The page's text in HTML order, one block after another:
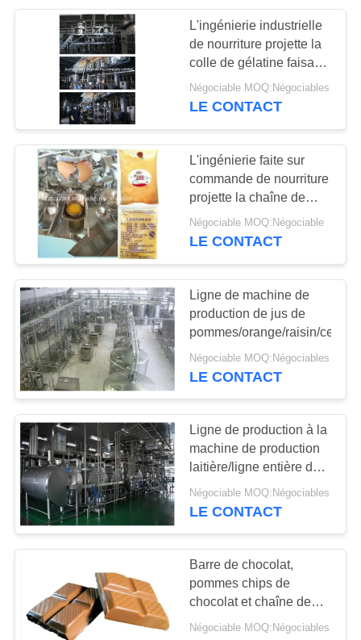
PRIVACY
POLICY
Usine de biomasse
Projets de
matériaux de
construction
7
Four et dessiccateur
industriels
Outillage industriel
de travail du bois
36
L'ingénierie industrielle
de nourriture projette la
colle de gélatine faisant
la ligne de machine
Négociable MOQ:Négociables
LE CONTACT
L'ingénierie faite sur
commande de nourriture
projette la chaîne de
production liquide
d'oeufs/chaîne de
Négociable MOQ:Négociable
LE CONTACT
Ligne de machine de
production de jus de
pommes/orange/raisin/
Négociable MOQ:Négociables
LE CONTACT
Ligne de production à la
machine de production
laitière/ligne entière de
machine/projet principal
de tour
Négociable MOQ:Négociables
LE CONTACT
Barre de chocolat,
pommes chips de
chocolat et chaîne de
production de
Négociable MOQ:Négociables